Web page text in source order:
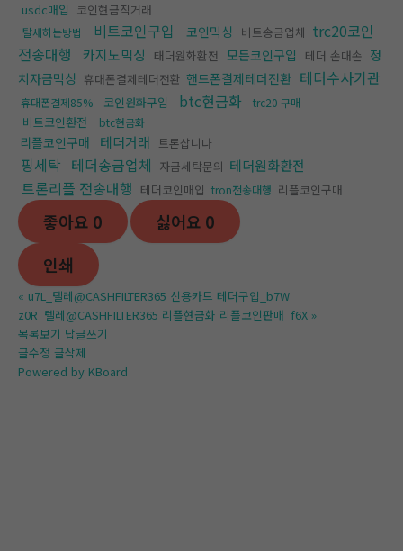
usdc매입 코인현금직거래
탈세하는방법 비트코인구입 코인믹싱 비트송금업체 trc20코인
전송대행
카지노믹싱 태더원화환전 모든코인구입 테더 손대손 정
치자금믹싱 휴대폰결제테더전환 핸드폰결제테더전환 테더수사기관
휴대폰결제85% 코인원화구입 btc현금화 trc20 구매
비트코인환전 btc현금화
리플코인구매 테더거래 트론삽니다
핑세탁 테더송금업체 자금세탁문의 테더원화환전
트론리플 전송대행 테더코인매입 tron전송대행 리플코인구매
좋아요 0 싫어요 0
인쇄
« u7L_텔레@CASHFILTER365 신용카드 테더구입_b7W
z0R_텔레@CASHFILTER365 리플현금화 리플코인판매_f6X »
목록보기 답글쓰기
글수정 글삭제
Powered by KBoard